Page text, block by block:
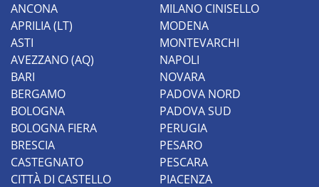
ANCONA
APRILIA (LT)
ASTI
AVEZZANO (AQ)
BARI
BERGAMO
BOLOGNA
BOLOGNA FIERA
BRESCIA
CASTEGNATO
CITTÀ DI CASTELLO
MILANO CINISELLO
MODENA
MONTEVARCHI
NAPOLI
NOVARA
PADOVA NORD
PADOVA SUD
PERUGIA
PESARO
PESCARA
PIACENZA